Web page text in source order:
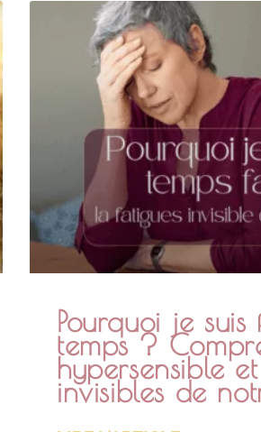
Pourquoi je
temps ?
hypersensible
invisibles de